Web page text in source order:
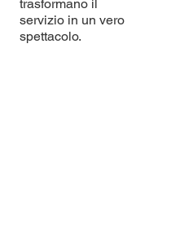
trasformano il
servizio in un vero
spettacolo.